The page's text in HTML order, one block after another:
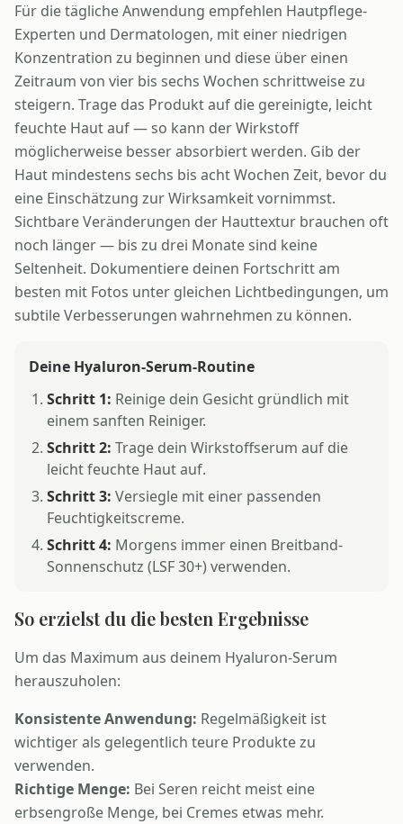
Für die tägliche Anwendung empfehlen Hautpflege-
Experten und Dermatologen, mit einer niedrigen
Konzentration zu beginnen und diese über einen
Zeitraum von vier bis sechs Wochen schrittweise zu
steigern. Trage das Produkt auf die gereinigte, leicht
feuchte Haut auf — so kann der Wirkstoff
möglicherweise besser absorbiert werden. Gib der
Haut mindestens sechs bis acht Wochen Zeit, bevor du
eine Einschätzung zur Wirksamkeit vornimmst.
Sichtbare Veränderungen der Hauttextur brauchen oft
noch länger — bis zu drei Monate sind keine
Seltenheit. Dokumentiere deinen Fortschritt am
besten mit Fotos unter gleichen Lichtbedingungen, um
subtile Verbesserungen wahrnehmen zu können.
Deine Hyaluron-Serum-Routine
Schritt 1: Reinige dein Gesicht gründlich mit
einem sanften Reiniger.
Schritt 2: Trage dein Wirkstoffserum auf die
leicht feuchte Haut auf.
Schritt 3: Versiegle mit einer passenden
Feuchtigkeitscreme.
Schritt 4: Morgens immer einen Breitband-
Sonnenschutz (LSF 30+) verwenden.
So erzielst du die besten Ergebnisse
Um das Maximum aus deinem Hyaluron-Serum
herauszuholen:
Konsistente Anwendung: Regelmäßigkeit ist
wichtiger als gelegentlich teure Produkte zu
verwenden.
Richtige Menge: Bei Seren reicht meist eine
erbsengroße Menge, bei Cremes etwas mehr.